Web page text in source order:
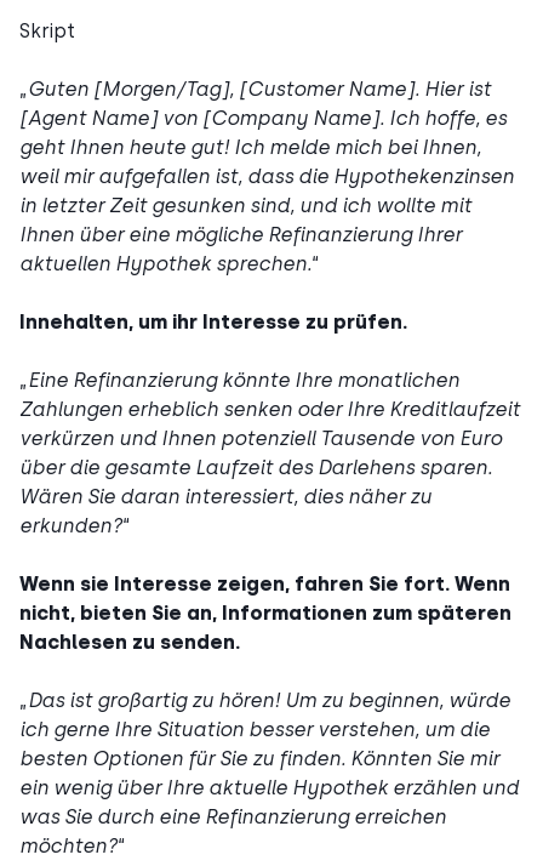
Skript
„Guten [Morgen/Tag], [Customer Name]. Hier ist
[Agent Name] von [Company Name]. Ich hoffe, es
geht Ihnen heute gut! Ich melde mich bei Ihnen,
weil mir aufgefallen ist, dass die Hypothekenzinsen
in letzter Zeit gesunken sind, und ich wollte mit
Ihnen über eine mögliche Refinanzierung Ihrer
aktuellen Hypothek sprechen.“
Innehalten, um ihr Interesse zu prüfen.
„Eine Refinanzierung könnte Ihre monatlichen
Zahlungen erheblich senken oder Ihre Kreditlaufzeit
verkürzen und Ihnen potenziell Tausende von Euro
über die gesamte Laufzeit des Darlehens sparen.
Wären Sie daran interessiert, dies näher zu
erkunden?“
Wenn sie Interesse zeigen, fahren Sie fort. Wenn
nicht, bieten Sie an, Informationen zum späteren
Nachlesen zu senden.
„Das ist großartig zu hören! Um zu beginnen, würde
ich gerne Ihre Situation besser verstehen, um die
besten Optionen für Sie zu finden. Könnten Sie mir
ein wenig über Ihre aktuelle Hypothek erzählen und
was Sie durch eine Refinanzierung erreichen
möchten?“